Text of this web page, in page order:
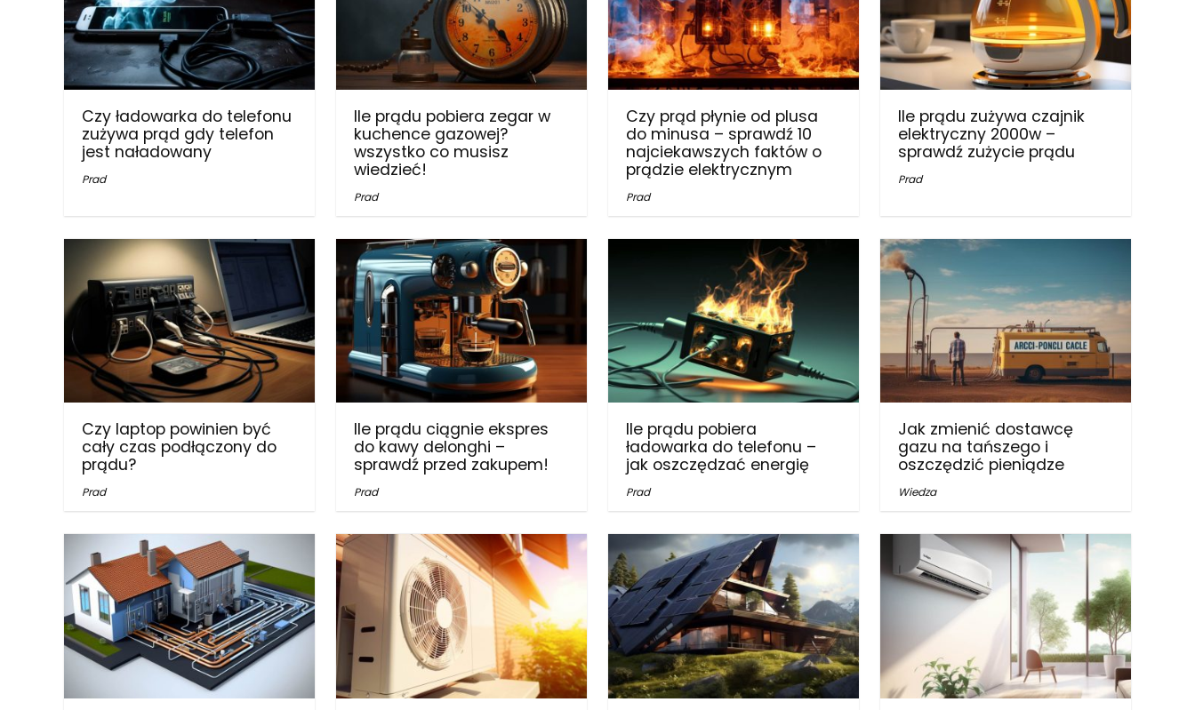
Czy ładowarka do telefonu
zużywa prąd gdy telefon
jest naładowany
Prad
Ile prądu pobiera zegar w
kuchence gazowej?
wszystko co musisz
wiedzieć!
Prad
Czy prąd płynie od plusa
do minusa – sprawdź 10
najciekawszych faktów o
prądzie elektrycznym
Prad
Ile prądu zużywa czajnik
elektryczny 2000w –
sprawdź zużycie prądu
Prad
Czy laptop powinien być
cały czas podłączony do
prądu?
Prad
Ile prądu ciągnie ekspres
do kawy delonghi –
sprawdź przed zakupem!
Prad
Ile prądu pobiera
ładowarka do telefonu –
jak oszczędzać energię
Prad
Jak zmienić dostawcę
gazu na tańszego i
oszczędzić pieniądze
Wiedza